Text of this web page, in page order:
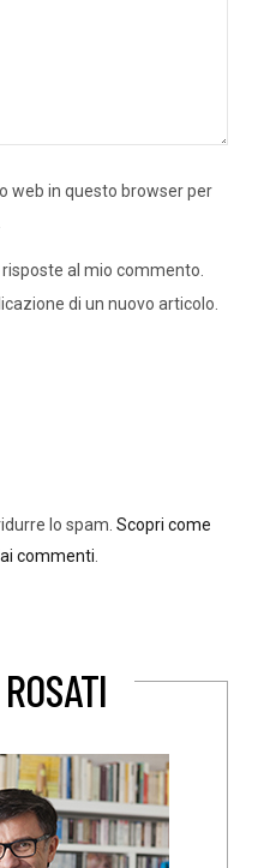
web in questo browser per
al mio commento.
di un nuovo articolo.
lo spam. Scopri come
commenti